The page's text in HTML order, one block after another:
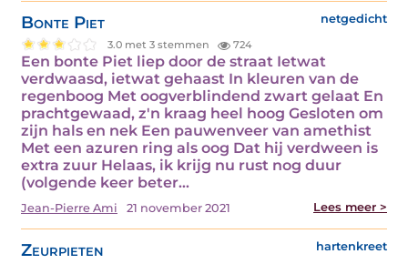
Bonte Piet netgedicht
3.0 met 3 stemmen 724
Een bonte Piet liep door de straat Ietwat
verdwaasd, ietwat gehaast In kleuren van de
regenboog Met oogverblindend zwart gelaat En
prachtgewaad, z'n kraag heel hoog Gesloten om
zijn hals en nek Een pauwenveer van amethist
Met een azuren ring als oog Dat hij verdween is
extra zuur Helaas, ik krijg nu rust nog duur
(volgende keer beter…
Jean-Pierre Ami 21 november 2021 Lees meer >
Zeurpieten hartenkreet